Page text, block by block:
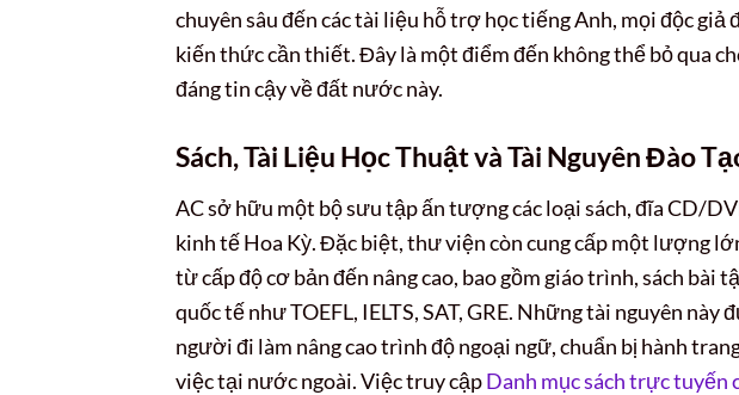
chuyên sâu đến các tài liệu hỗ trợ học tiếng Anh, mọi độc
kiến thức cần thiết. Đây là một điểm đến không thể bỏ qua
đáng tin cậy về đất nước này.
Sách, Tài Liệu Học Thuật và Tài Nguyên Đào
AC sở hữu một bộ sưu tập ấn tượng các loại sách, đĩa CD/
kinh tế Hoa Kỳ. Đặc biệt, thư viện còn cung cấp một lượng
từ cấp độ cơ bản đến nâng cao, bao gồm giáo trình, sách bài
quốc tế như TOEFL, IELTS, SAT, GRE. Những tài nguyên
người đi làm nâng cao trình độ ngoại ngữ, chuẩn bị hành
việc tại nước ngoài. Việc truy cậpDanh mục sách trực tuyến